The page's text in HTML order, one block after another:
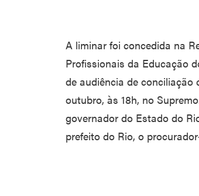
A liminar foi concedida na
Profissionais da Educação
de audiência de conciliação
outubro, às 18h, no
governador do Estado do
prefeito do Rio, o